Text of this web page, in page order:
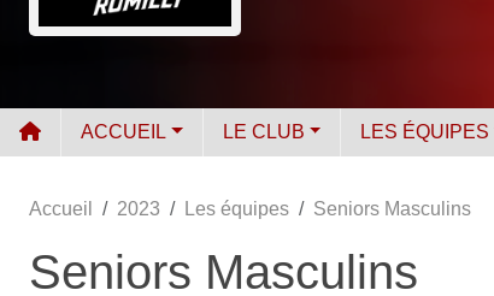
ACCUEIL LE CLUB LES ÉQUIPES
Accueil 2023 Les équipes Seniors Masculins
Seniors Masculins